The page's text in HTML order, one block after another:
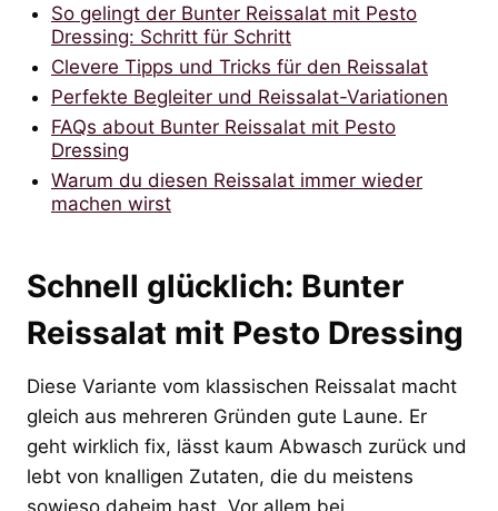
So gelingt der Bunter Reissalat mit Pesto
Dressing: Schritt für Schritt
Clevere Tipps und Tricks für den Reissalat
Perfekte Begleiter und Reissalat-Variationen
FAQs about Bunter Reissalat mit Pesto
Dressing
Warum du diesen Reissalat immer wieder
machen wirst
Schnell glücklich: Bunter
Reissalat mit Pesto Dressing
Diese Variante vom klassischen Reissalat macht
gleich aus mehreren Gründen gute Laune. Er
geht wirklich fix, lässt kaum Abwasch zurück und
lebt von knalligen Zutaten, die du meistens
sowieso daheim hast. Vor allem bei